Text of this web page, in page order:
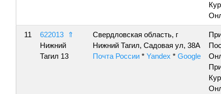
11 622013
⇑
Нижний
Тагил 13
Свердловская область, г
Нижний Тагил, Садовая ул, 38А
Почта России * Yandex * Google